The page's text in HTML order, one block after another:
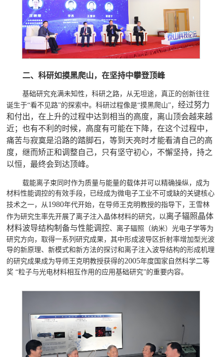
二、科研如摸黑爬山，在坚持中攀登顶峰
基础研究充满未知性，科研之路，从无坦途，真正的创新往往
诞生于“看不见路”的探索中。科研过程像是“摸黑爬山”，经过努力
和付出，在上升的过程中达到相当的高度，离山顶会越来越
近；也有不利的时候，高度有可能在下降，在这个过程中，
痛苦与寂寞是沿路的踏脚石，等到天亮时才能看清自己的高
度，继而矫正和调整自己，只有坚守初心，不懈坚持，持之
以恒，最终会到达顶峰。
载能离子束同时作为质量与能量的载体并可以精确操纵，成为
材料性能调控的有效手段，已经成为微电子工业不可或缺的关键核心
技术之一，从 1980年代开始，在导师王克明教授的指导下，王雪林
作为研究生率先开展了离子注入晶体材料的研究，以 离子辐照晶体
材料波导结构制备与性能调控、离子辐照（纳米）光电子学等为
研究方向，取得一系列研究成果，其中形成波导区折射率增加型光波
导的新原理、新模式和新方法的探讨和离子注入波导结构的形成机理
的研究成果成为导师王克明教授获得的2005年度国家自然科学二等
奖“粒子与光电材料相互作用的应用基础研究”的重要内容。